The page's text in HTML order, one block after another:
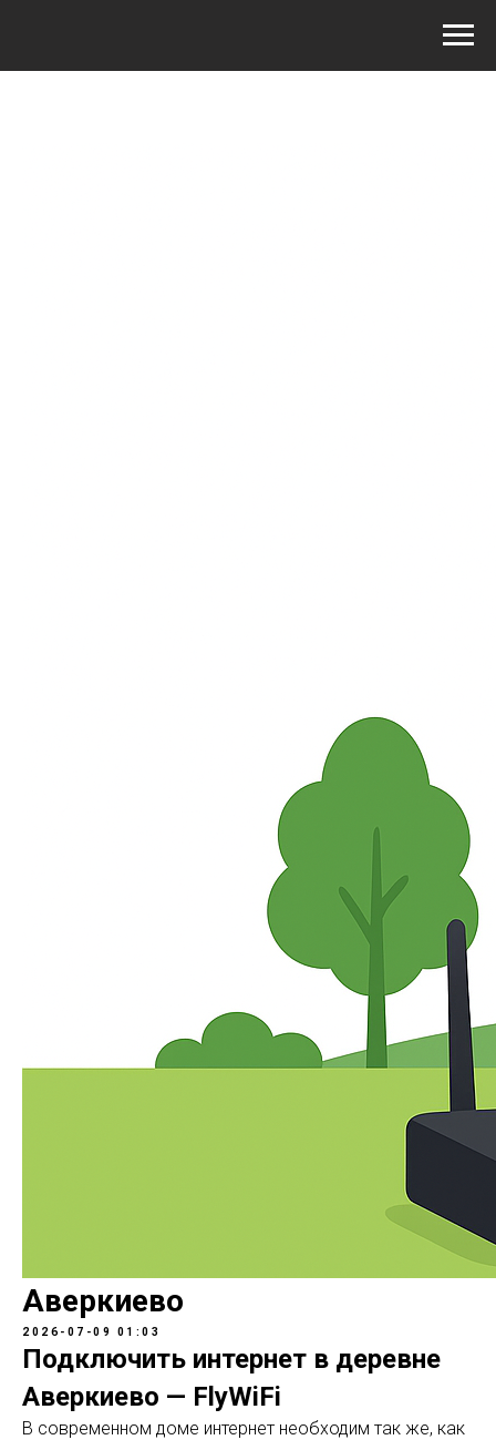
Аверкиево
2026-07-09 01:03
Подключить интернет в деревне
Аверкиево — FlyWiFi
В современном доме интернет необходим так же, как